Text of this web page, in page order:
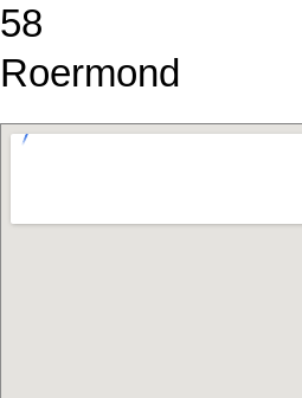
58
Roermond